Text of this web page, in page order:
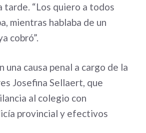
tarde. “Los quiero a todos
mientras hablaba de un
cobró”.
una causa penal a cargo de la
Josefina Sellaert, que
al colegio con
provincial y efectivos